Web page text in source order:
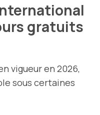
gratuits
vigueur en 2026,
sous certaines